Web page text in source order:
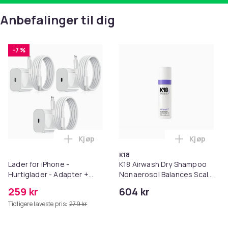
Anbefalinger til dig
-7 %
Lader for iPhone -
Hurtiglader - Adapter +
iPhone
259 kr
Tidligere laveste pris: 279 kr
Legg Lader for iPhone - Hurtiglader -
Kjøp
K18
K18 Airwash Dry Shampoo
Nonaerosol Balances Scalp
604 kr
Legg K18
Kjøp